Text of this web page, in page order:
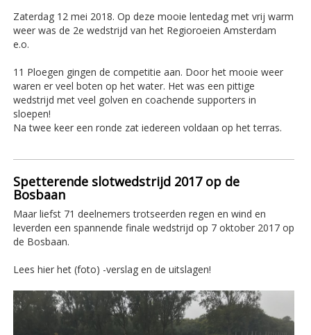
Zaterdag 12 mei 2018. Op deze mooie lentedag met vrij warm
weer was de 2e wedstrijd van het Regioroeien Amsterdam
e.o.
11 Ploegen gingen de competitie aan. Door het mooie weer
waren er veel boten op het water. Het was een pittige
wedstrijd met veel golven en coachende supporters in
sloepen!
Na twee keer een ronde zat iedereen voldaan op het terras.
Spetterende slotwedstrijd 2017 op de
Bosbaan
Maar liefst 71 deelnemers trotseerden regen en wind en
leverden een spannende finale wedstrijd op 7 oktober 2017 op
de Bosbaan.
Lees hier het (foto) -verslag en de uitslagen!